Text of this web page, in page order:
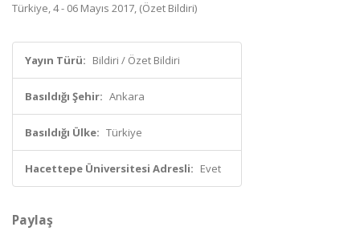
Türkiye, 4 - 06 Mayıs 2017, (Özet Bildiri)
Yayın Türü: Bildiri / Özet Bildiri
Basıldığı Şehir: Ankara
Basıldığı Ülke: Türkiye
Hacettepe Üniversitesi Adresli: Evet
Paylaş